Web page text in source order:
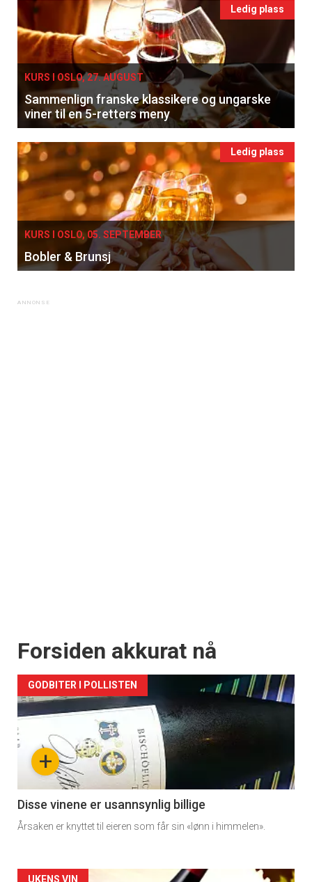
Ledig plass
KURS I OSLO, 27. AUGUST
Sammenlign franske klassikere og ungarske
viner til en 5-retters meny
Ledig plass
KURS I OSLO, 05. SEPTEMBER
Bobler & Brunsj
Forsiden akkurat nå
+
GODBITER I POLLISTEN
Disse vinene er usannsynlig billige
Årsaken er knyttet til eieren som får sin «lønn i himmelen».
UKENS VIN